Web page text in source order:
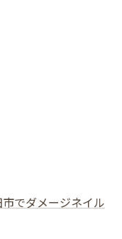
でダメージネイル